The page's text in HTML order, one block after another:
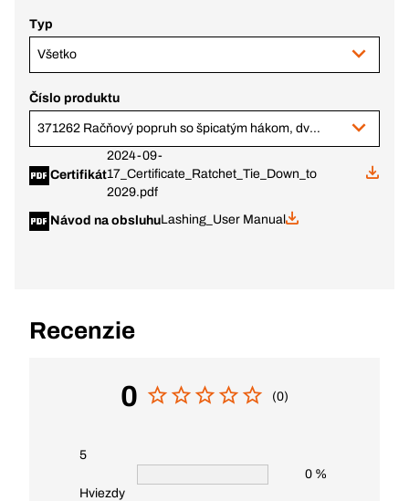
Typ
Všetko
Číslo produktu
371262 Račňový popruh so špicatým hákom, dvojdielny 4 m x 75 mm
Certifikát
2024-09-
17_Certificate_Ratchet_Tie_Down_to
2029.pdf
Návod na obsluhuLashing_User Manual
Recenzie
0 (0)
5
Hviezdy
0 %